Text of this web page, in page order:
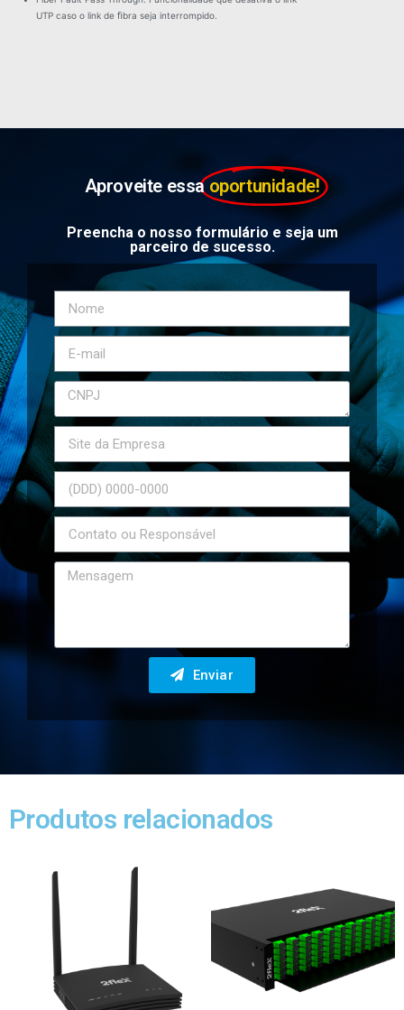
UTP caso o link de ﬁbra seja interrompido.
Aproveite essa oportunidade!
Preencha o nosso formulário e seja um
parceiro de sucesso.
Enviar
Produtos relacionados